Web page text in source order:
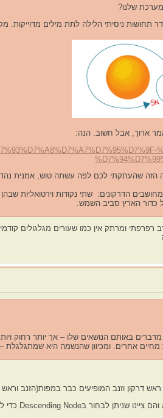
שלנו?
תחושות ניסיתי הלילה לתת מילים מדוייקות.
ארוך, אבל חשוב. הנה:
הזה שהעתקתי לכם לפה עשתה טוש, אמנית
מחושבים הדרקונים: שתי נקודות וירטואליות
כדור הארץ סביב השמש.
ומרתק אין כמו שעורים מגלגולים
באותם הנושאים שלו – אך יותר רחוק
מחיים אחרים. ומכיוון שהנשמה היא